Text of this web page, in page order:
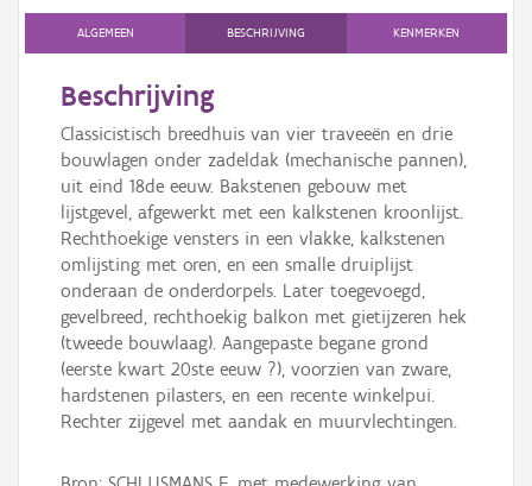
ALGEMEEN BESCHRIJVING KENMERKEN
Beschrijving
Classicistisch breedhuis van vier traveeën en drie
bouwlagen onder zadeldak (mechanische pannen),
uit eind 18de eeuw. Bakstenen gebouw met
lijstgevel, afgewerkt met een kalkstenen kroonlijst.
Rechthoekige vensters in een vlakke, kalkstenen
omlijsting met oren, en een smalle druiplijst
onderaan de onderdorpels. Later toegevoegd,
gevelbreed, rechthoekig balkon met gietijzeren hek
(tweede bouwlaag). Aangepaste begane grond
(eerste kwart 20ste eeuw ?), voorzien van zware,
hardstenen pilasters, en een recente winkelpui.
Rechter zijgevel met aandak en muurvlechtingen.